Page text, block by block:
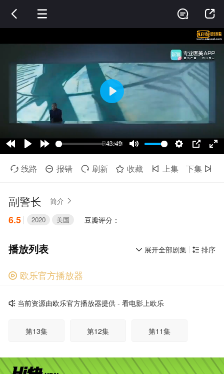
 


 线路  报错  刷新  收藏  上集 下集 
副警长 简介 
6.5 豆瓣评分：
2020 美国
 排序
 展开全部剧集
播放列表
 欧乐官方播放器
当前资源由欧乐官方播放器提供 - 看电影上欧乐
第13集 第12集 第11集